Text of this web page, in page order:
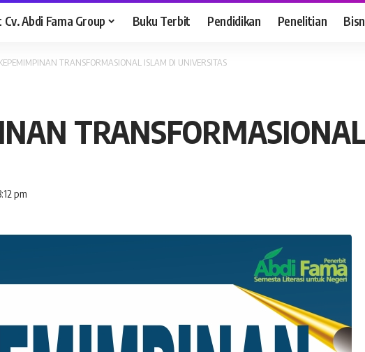
Abdi Fama Group Buku Terbit Pendidikan Penelitian
TRANSFORMASIONAL ISLAM DI UNIVERSITAS
pm